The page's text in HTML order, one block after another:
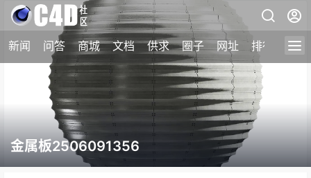
新闻 问答 商城 文档 供求 圈子 网址 排行榜
金属板2506091356